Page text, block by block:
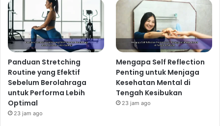
Seimbang
3 hari ago
Membangun Waktu Berkualitas
Bersama
Luangkan waktu khusus untuk berkumpul dan
berinteraksi secara berkualitas. Matikan gadget,
hindari gangguan, dan fokuslah pada satu sama lain.
Panduan Stretching
Routine yang Efektif
Sebelum Berolahraga
untuk Performa Lebih
Optimal
23 jam ago
Mengapa Self Reflection
Penting untuk Menjaga
Kesehatan Mental di
Tengah Kesibukan
23 jam ago